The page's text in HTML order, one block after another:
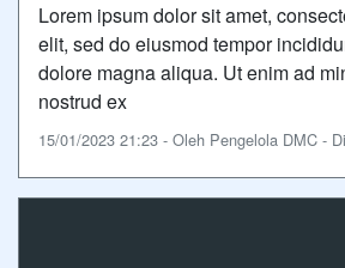
Lorem ipsum dolor sit amet,
elit, sed do eiusmod tempor
dolore magna aliqua. Ut enim ad
nostrud ex
15/01/2023 21:23 - Oleh Pengelola DMC -